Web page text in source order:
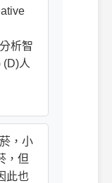
析智
人
，小
，但
此也